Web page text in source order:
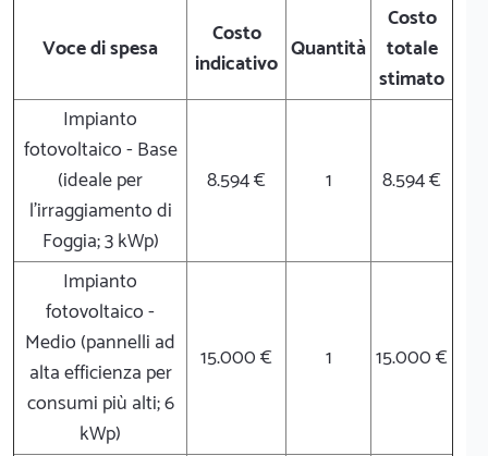
Voce di spesa
Costo
indicativo Quantità
Costo
totale
stimato
Impianto
fotovoltaico - Base
(ideale per
l'irraggiamento di
Foggia; 3 kWp)
8.594 € 1 8.594 €
Impianto
fotovoltaico -
Medio (pannelli ad
alta efficienza per
consumi più alti; 6
kWp)
15.000 € 1 15.000 €